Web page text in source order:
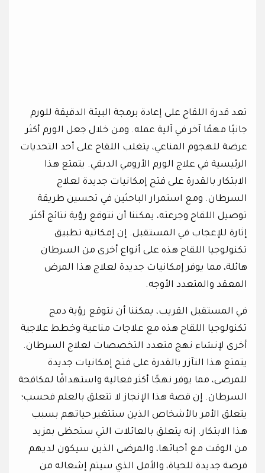
تعد قدرة اللقاح على إعادة برمجة البيئة الدقيقة للورم
جانبًا مهمًا آخر في آلية عمله. ومن خلال جعل الورم أكثر
عرضة للهجوم المناعي، يتغلب اللقاح على أحد التحديات
الرئيسية في علاج الورم الأرومي الدبقي. يتمتع هذا
الابتكار بالقدرة على فتح إمكانيات جديدة لعلاج
السرطان. ومع استمرار الباحثين في تحسين طريقة
توصيل اللقاح وجرعته، يمكننا أن نتوقع رؤية نتائج أكثر
إثارة للإعجاب في المستقبل. إن إمكانية تطبيق
تكنولوجيا اللقاح هذه على أنواع أخرى من السرطان
هائلة، مما يوفر إمكانيات جديدة لعلاج هذا المرض
المعقد والمتعدد الأوجه.
في المستقبل القريب، يمكننا أن نتوقع رؤية دمج
تكنولوجيا اللقاح هذه مع علاجات مناعية وخطط علاجية
أخرى لإنشاء نهج متعدد التخصصات لعلاج السرطان.
يتمتع هذا التآزر بالقدرة على فتح إمكانيات جديدة
للمرضى، مما يوفر نهجًا أكثر فعالية واستهدافًا لمكافحة
السرطان. إن قصة هذا الإنجاز لا تتعلق بالعلم فحسب؛
يتعلق الأمر بالأشخاص الذين ستتغير حياتهم بسبب
هذا الابتكار. إنه يتعلق بالعائلات التي ستحظى بمزيد
من الوقت مع أحبائها، والمرضى الذين سيكون لديهم
فرصة جديدة للحياة، والأمل الذي سيتم إشعاله من